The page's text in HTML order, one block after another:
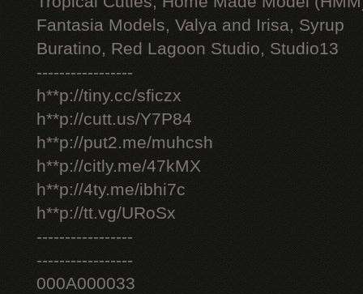
Fantasia Models, Valya and Irisa, Syrup
Buratino, Red Lagoon Studio, Studio13
-----------------
h**p://tiny.cc/sficzx
h**p://cutt.us/Y7P84
h**p://put2.me/muhcsh
h**p://citly.me/47kMX
h**p://4ty.me/ibhi7c
h**p://tt.vg/URoSx
-----------------
-----------------
000A000033